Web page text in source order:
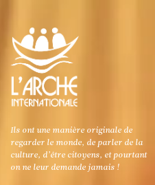
Ils ont une manière originale de
regarder le monde, de parler de la
culture, d’être citoyens, et pourtant
on ne leur demande jamais !